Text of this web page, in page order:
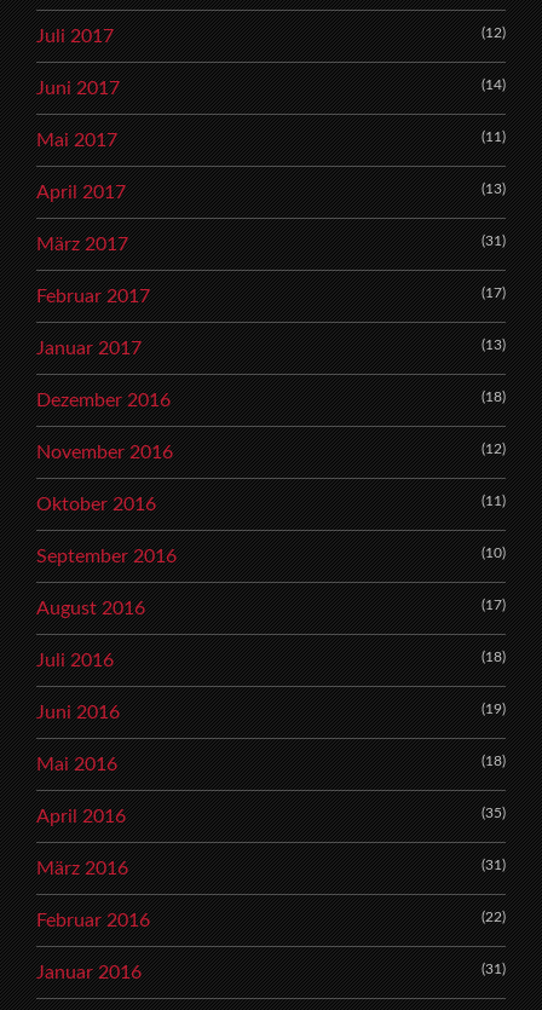
Juli 2017 (12)
Juni 2017 (14)
Mai 2017 (11)
April 2017 (13)
März 2017 (31)
Februar 2017 (17)
Januar 2017 (13)
Dezember 2016 (18)
November 2016 (12)
Oktober 2016 (11)
September 2016 (10)
August 2016 (17)
Juli 2016 (18)
Juni 2016 (19)
Mai 2016 (18)
April 2016 (35)
März 2016 (31)
Februar 2016 (22)
Januar 2016 (31)